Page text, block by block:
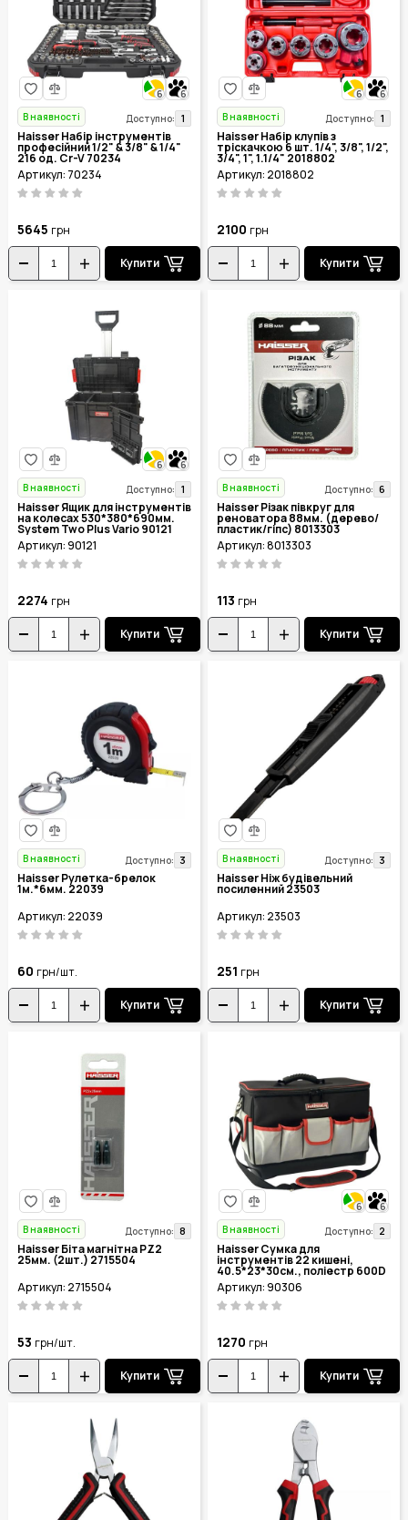
6
6
В наявності
Доступно: 1
Haisser Набір інструментів
професійний 1/2" & 3/8" & 1/4"
216 од. Cr-V 70234
Артикул: 70234
5645 грн
Купити
6
6
В наявності
Доступно: 1
Haisser Набір клупів з
тріскачкою 6 шт. 1/4", 3/8", 1/2",
3/4", 1", 1.1/4" 2018802
Артикул: 2018802
2100 грн
Купити
6
6
В наявності
Доступно: 1
Haisser Ящик для інструментів
на колесах 530*380*690мм.
System Two Plus Vario 90121
Артикул: 90121
2274 грн
Купити
В наявності Доступно: 6
Haisser Різак півкруг для
реноватора 88мм. (дерево/
пластик/гіпс) 8013303
Артикул: 8013303
113 грн
Купити
В наявності Доступно: 3
Haisser Рулетка-брелок
1м.*6мм. 22039
Артикул: 22039
60 грн/шт.
Купити
В наявності Доступно: 3
Haisser Ніж будівельний
посиленний 23503
Артикул: 23503
251 грн
Купити
В наявності Доступно: 8
Haisser Біта магнітна PZ2
25мм. (2шт.) 2715504
Артикул: 2715504
53 грн/шт.
Купити
6
6
В наявності
Доступно: 2
Haisser Сумка для
інструментів 22 кишені,
40.5*23*30см., поліестр 600D
90306
Артикул: 90306
1270 грн
Купити